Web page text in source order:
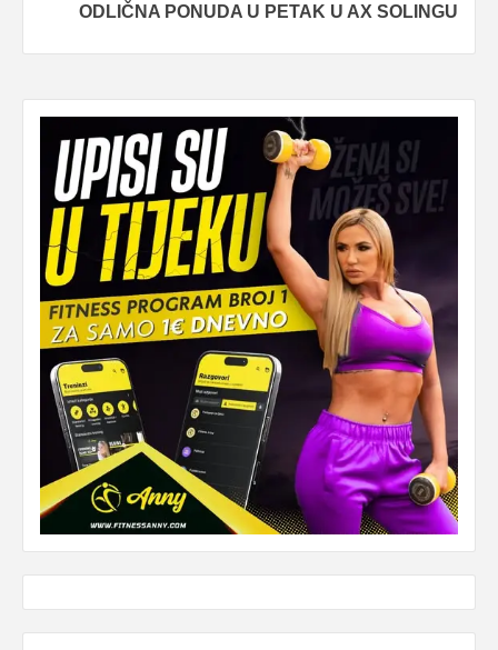
ODLIČNA PONUDA U PETAK U AX SOLINGU